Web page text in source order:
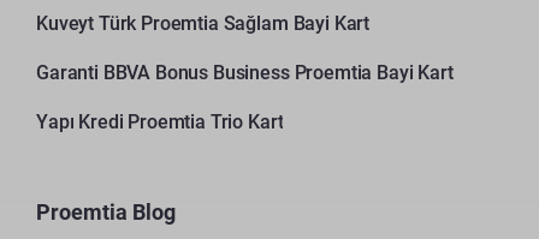
Kuveyt Türk Proemtia Sağlam Bayi Kart
Garanti BBVA Bonus Business Proemtia Bayi Kart
Yapı Kredi Proemtia Trio Kart
Proemtia Blog